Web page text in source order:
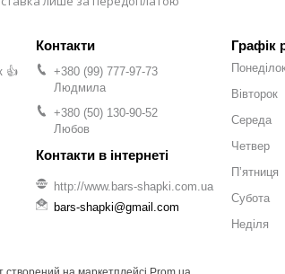
👍
+380 (99) 777-97-73
Людмила
+380 (50) 130-90-52
Любов
http://www.bars-shapki.com.ua
bars-shapki@gmail.com
Графік
Вівторок
Середа
Четвер
Пʼятниця
Субота
Неділя